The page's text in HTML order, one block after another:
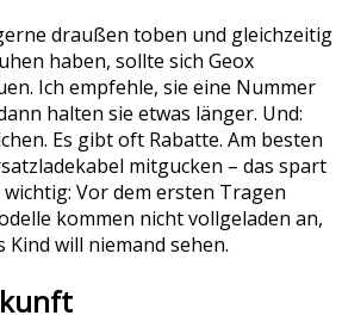
draußen toben und gleichzeitig
haben, sollte sich Geox
Ich empfehle, sie eine Nummer
halten sie etwas länger. Und:
Es gibt oft Rabatte. Am besten
mitgucken – das spart
Vor dem ersten Tragen
kommen nicht vollgeladen an,
will niemand sehen.